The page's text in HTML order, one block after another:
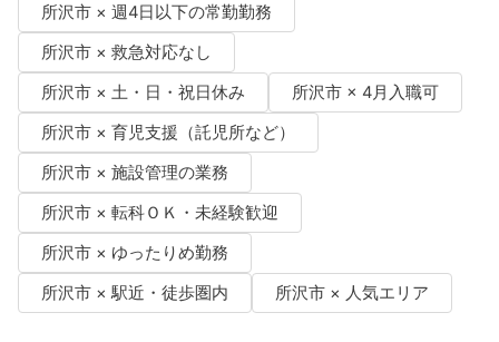
所沢市 × 週4日以下の常勤勤務
所沢市 × 救急対応なし
所沢市 × 土・日・祝日休み
所沢市 × 4月入職可
所沢市 × 育児支援（託児所など）
所沢市 × 施設管理の業務
所沢市 × 転科ＯＫ・未経験歓迎
所沢市 × ゆったりめ勤務
所沢市 × 駅近・徒歩圏内
所沢市 × 人気エリア